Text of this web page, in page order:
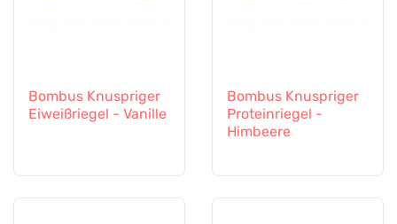
Bombus Knuspriger
Eiweißriegel - Vanille
Bombus Knuspriger
Proteinriegel -
Himbeere